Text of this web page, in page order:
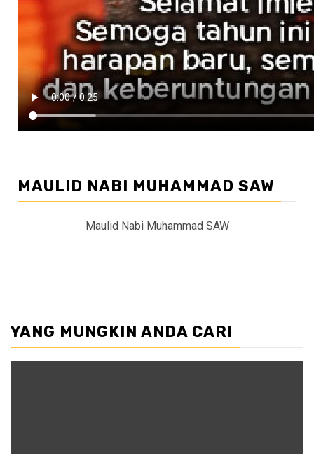
MAULID NABI MUHAMMAD SAW
Maulid Nabi Muhammad SAW
YANG MUNGKIN ANDA CARI